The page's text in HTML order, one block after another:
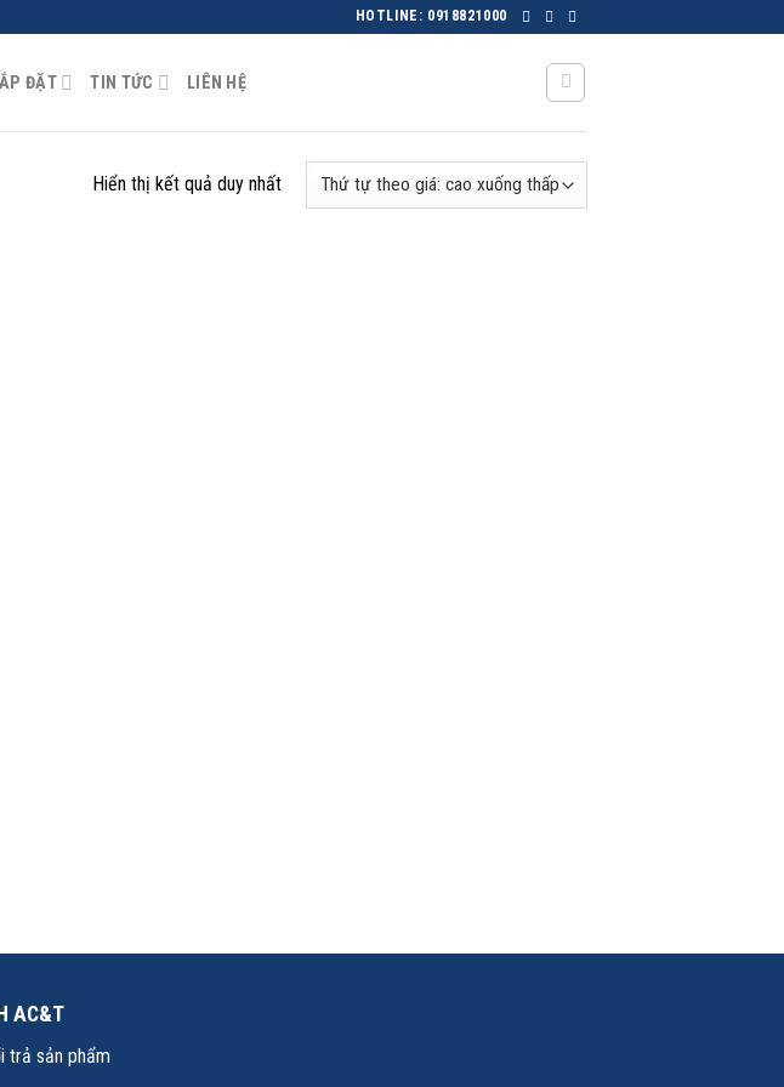
HOTLINE: 0918821000
ĐẶT TIN TỨC LIÊN HỆ
Hiển thị kết quả duy nhất
AC&T
trả sản phẩm